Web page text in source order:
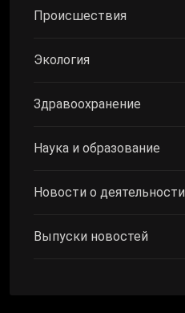
Происшествия
Экология
Здравоохранение
Наука и образование
Новости о деятельности
Выпуски новостей